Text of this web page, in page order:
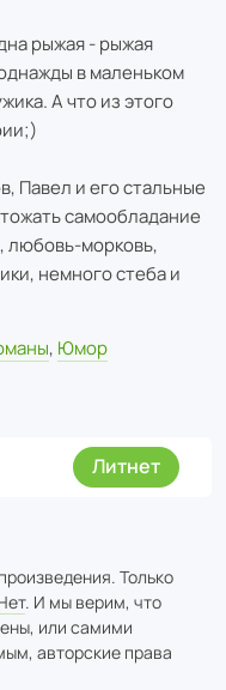
рыжая - рыжая
в маленьком
А что из этого
Павел и его стальные
самообладание
любовь-морковь,
немного стеба и
, Юмор
Литнет
Только
. И мы верим, что
или самими
авторские права